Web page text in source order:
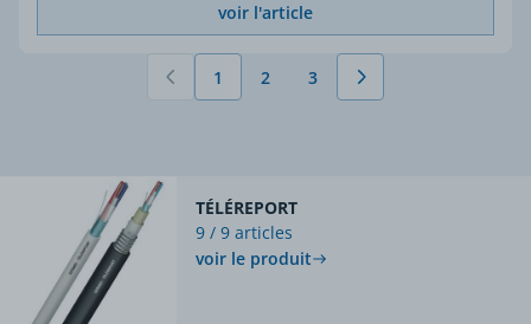
voir l'article
Vous lisez actuellement la page
1 Page
2 Page
3
TÉLÉREPORT
9 / 9 articles
voir le produit